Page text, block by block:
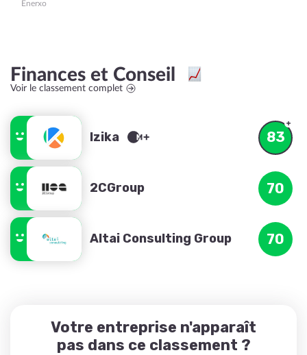
Enerxo
Finances et Conseil
Voir le classement complet
Izika 83
2CGroup 70
Altai Consulting Group 70
Votre entreprise n'apparaît
pas dans ce classement ?